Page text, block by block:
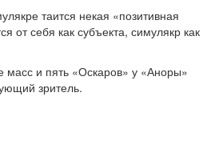
таится некая «позитивная
от себя как субъекта, симулякр как
масс и пять «Оскаров» у «Аноры»
зритель.